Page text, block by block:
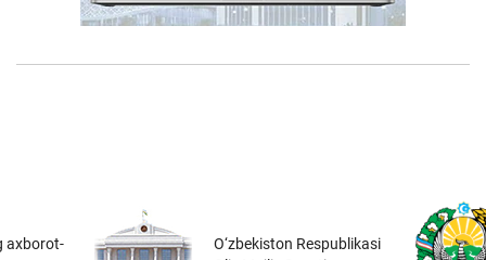
axborot-
O‘zbekiston Respublikasi